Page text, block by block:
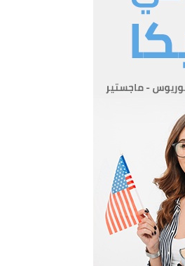
البريدية كما يلي:
اتفاقات مع مصالح البريد الاجنبية
الاردنية من قبل
قدرها مل ونصف مل عن كل اذن